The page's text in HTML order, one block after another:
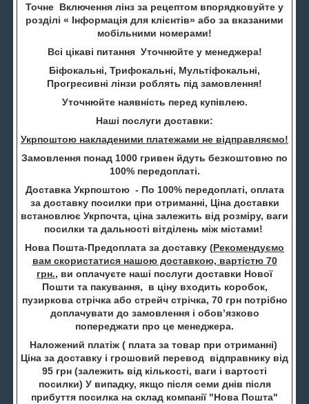
Точне Включення лінз за рецептом впорядковуйте у
розділі « Інформація для клієнтів» або за вказаними
мобільними номерами!
Всі цікаві питання Уточнюйте у менеджера!
Біфокальні, Трифокальні, Мультіфокальні,
Прогресивні лінзи роблять під замовлення!
Уточнюйте наявність перед купівлею.
Наші послуги доставки:
Укрпоштою накладеними платежами не відправляємо!
Замовлення понад 1000 гривен йдуть безкоштовно по
100% передоплаті.
Доставка Укрпоштою - По 100% передоплаті, оплата
за доставку посилки при отриманні, Ціна доставки
встановлює Укрпочта, ціна залежить від розміру, ваги
посилки та дальності вітділень між містами!
Нова Пошта-Предоплата за доставку (Рекомендуємо
вам скористатися нашою доставкою, вартістю 70
грн., ви оплачуєте наші послуги доставки Нової
Пошти та пакування, в ціну входить коробок,
пузиркова стрічка або стрейч стрічка, 70 грн потрібно
доплачувати до замовлення і обов’язково
попереджати про це менеджера.
Наложений платіж ( плата за товар при отриманні)
Ціна за доставку і грошовий перевод відправнику від
95 грн (залежить від кількості, ваги і вартості
посилки) У випадку, якщо після семи днів після
прибуття посилка на склад компанії "Нова Пошта"